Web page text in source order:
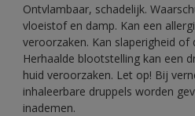
Ontvlambaar, schadelijk.
vloeistof en damp. Kan een
veroorzaken. Kan slaperigheid of
Herhaalde blootstelling kan een
huid veroorzaken. Let op! Bij
inhaleerbare druppels worden
inademen.